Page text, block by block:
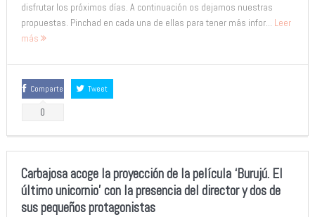
disfrutar los próximos días. A continuación os dejamos nuestras
propuestas. Pinchad en cada una de ellas para tener más infor... Leer
más
Comparte
0
Tweet
Carbajosa acoge la proyección de la película ‘Burujú. El
último unicornio’ con la presencia del director y dos de
sus pequeños protagonistas